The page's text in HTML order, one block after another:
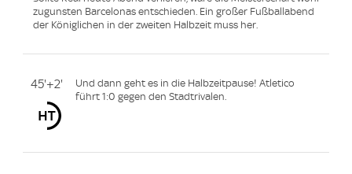
zugunsten Barcelonas entschieden. Ein großer Fußballabend
der Königlichen in der zweiten Halbzeit muss her.
45'+2'
Und dann geht es in die Halbzeitpause! Atletico
führt 1:0 gegen den Stadtrivalen.